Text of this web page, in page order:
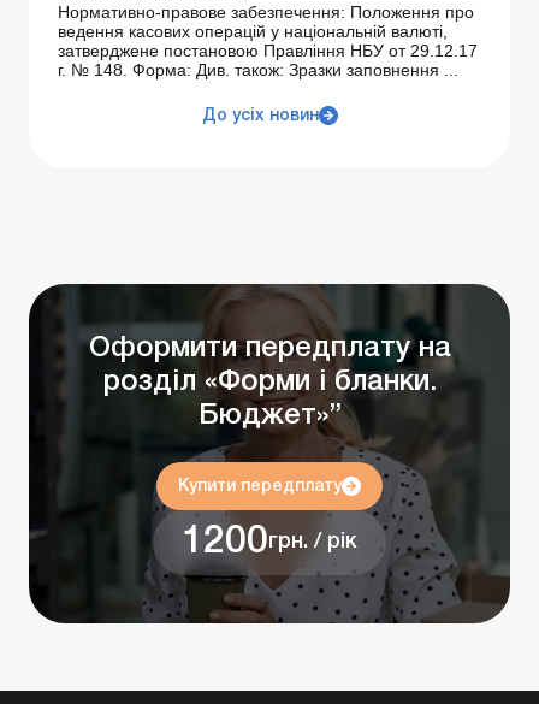
Нормативно-правове забезпечення: Положення про
ведення касових операцій у національній валюті,
затверджене постановою Правління НБУ от 29.12.17
г. № 148. Форма: Див. також: Зразки заповнення ...
До усіх новин
Оформити передплату на
розділ «Форми і бланки.
Бюджет»”
Купити передплату
1200грн. / рік